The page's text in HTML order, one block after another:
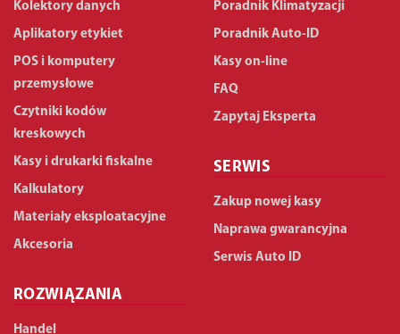
Kolektory danych
Aplikatory etykiet
POS i komputery
przemysłowe
Czytniki kodów
kreskowych
Kasy i drukarki fiskalne
Kalkulatory
Materiały eksploatacyjne
Akcesoria
ROZWIĄZANIA
Handel
Poradnik Klimatyzacji
Poradnik Auto-ID
Kasy on-line
FAQ
Zapytaj Eksperta
SERWIS
Zakup nowej kasy
Naprawa gwarancyjna
Serwis Auto ID